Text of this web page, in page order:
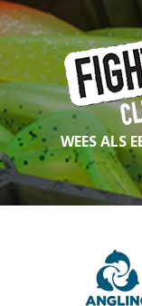
WEES ALS